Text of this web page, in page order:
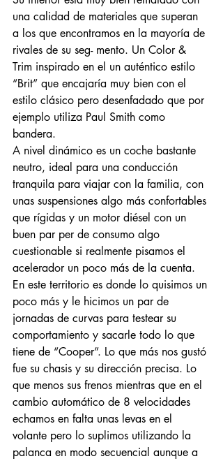
una calidad de materiales que superan
a los que encontramos en la mayoría de
rivales de su seg- mento. Un Color &
Trim inspirado en el un auténtico estilo
“Brit” que encajaría muy bien con el
estilo clásico pero desenfadado que por
ejemplo utiliza Paul Smith como
bandera.
A nivel dinámico es un coche bastante
neutro, ideal para una conducción
tranquila para viajar con la familia, con
unas suspensiones algo más confortables
que rígidas y un motor diésel con un
buen par per de consumo algo
cuestionable si realmente pisamos el
acelerador un poco más de la cuenta.
En este territorio es donde lo quisimos un
poco más y le hicimos un par de
jornadas de curvas para testear su
comportamiento y sacarle todo lo que
tiene de “Cooper”. Lo que más nos gustó
fue su chasis y su dirección precisa. Lo
que menos sus frenos mientras que en el
cambio automático de 8 velocidades
echamos en falta unas levas en el
volante pero lo suplimos utilizando la
palanca en modo secuencial aunque a